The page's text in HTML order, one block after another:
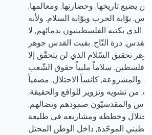
يضيع تاريخها, وحضارتها, ومعالمها,
بوّابة الحرب وبوّابة السلام. ولأنه
يكتبه الفلسطينيون بدمائهم, لا
درة التّاج, بقيت القدس جوهر
تحقيق السّلام الذي لن يتحقّق إلا
فلسطين. سلاماً ملبياً حقوق الشّعب
والمشروعة, كانساً الاحتلال, مصفياً
من تشويه وتزوير للواقع والحقيقة,
والمقدسيّون صمودهم ونضالهم,
وخططه ومشاريعه في طليعة
الموحّدة, داخل الوطن المحتل